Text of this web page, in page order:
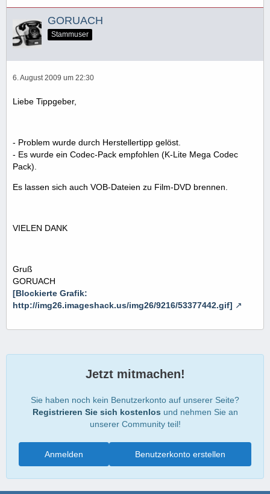
GORUACH
Stammuser
6. August 2009 um 22:30
Liebe Tippgeber,
- Problem wurde durch Herstellertipp gelöst.
- Es wurde ein Codec-Pack empfohlen (K-Lite Mega Codec
Pack).
Es lassen sich auch VOB-Dateien zu Film-DVD brennen.
VIELEN DANK
Gruß
GORUACH
[Blockierte Grafik:
http://img26.imageshack.us/img26/9216/53377442.gif]
Jetzt mitmachen!
Sie haben noch kein Benutzerkonto auf unserer Seite?
Registrieren Sie sich kostenlos und nehmen Sie an
unserer Community teil!
Benutzerkonto erstellen
Anmelden